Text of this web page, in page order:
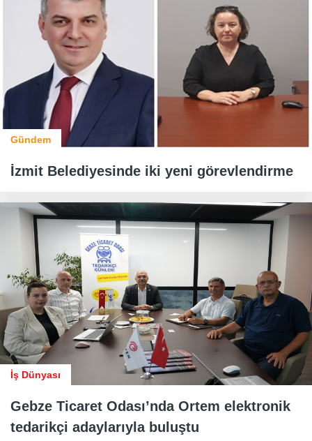
Gündem
İzmit Belediyesinde iki yeni görevlendirme
İş Dünyası
Gebze Ticaret Odası’nda Ortem elektronik
tedarikçi adaylarıyla buluştu